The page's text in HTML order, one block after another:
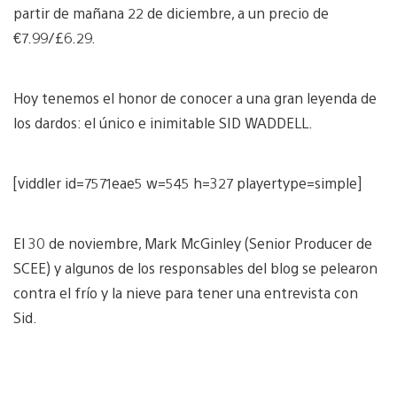
partir de mañana 22 de diciembre, a un precio de
€7.99/£6.29.
Hoy tenemos el honor de conocer a una gran leyenda de
los dardos: el único e inimitable SID WADDELL.
[viddler id=7571eae5 w=545 h=327 playertype=simple]
El 30 de noviembre, Mark McGinley (Senior Producer de
SCEE) y algunos de los responsables del blog se pelearon
contra el frío y la nieve para tener una entrevista con
Sid.